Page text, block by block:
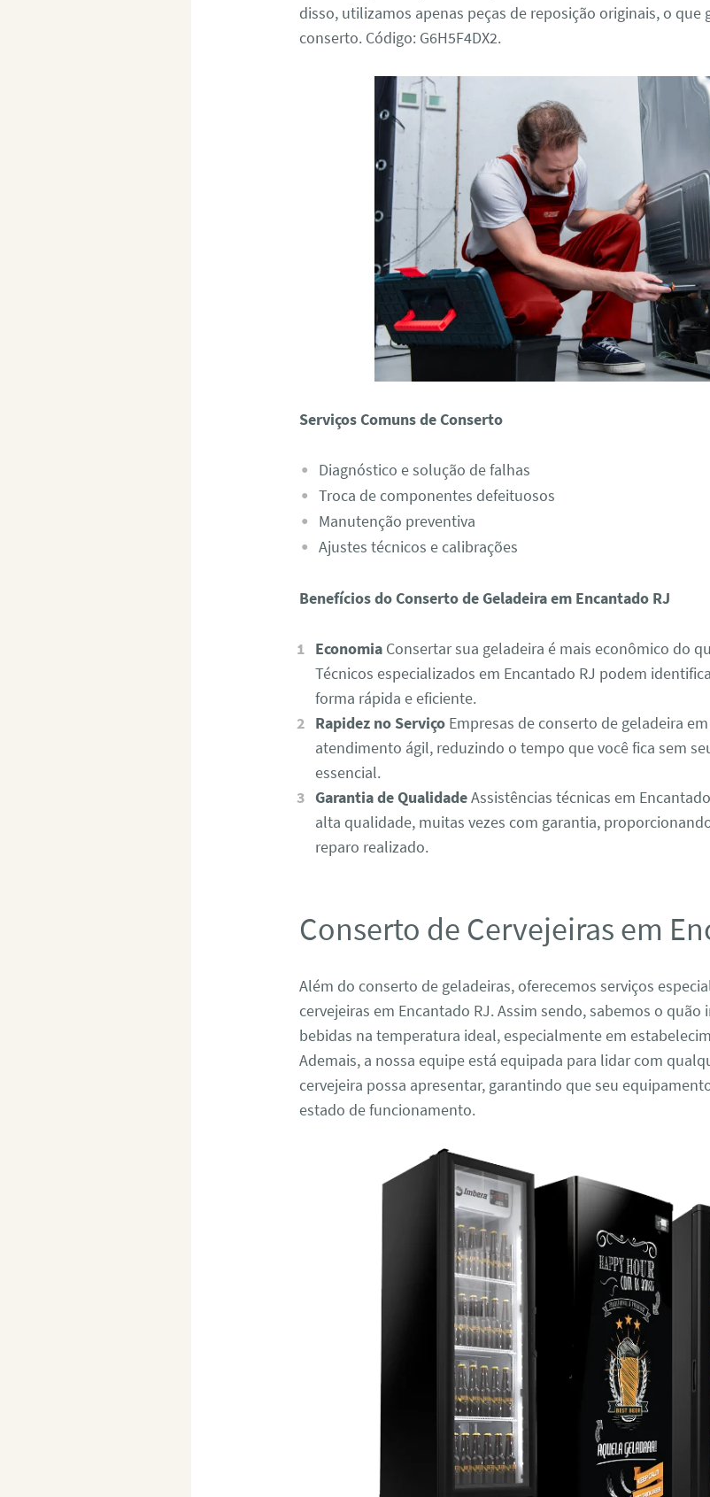
disso, utilizamos apenas peças de reposição originais, o
conserto. Código: G6H5F4DX2.
Serviços Comuns de Conserto
Diagnóstico e solução de falhas
Troca de componentes defeituosos
Manutenção preventiva
Ajustes técnicos e calibrações
Benefícios do Conserto de Geladeira em Encantado RJ
EconomiaConsertar sua geladeira é mais econômico do
Técnicos especializados em Encantado RJ podem
forma rápida e eficiente.
Rapidez no ServiçoEmpresas de conserto de geladeira
atendimento ágil, reduzindo o tempo que você fica sem
essencial.
Garantia de QualidadeAssistências técnicas em
alta qualidade, muitas vezes com garantia,
reparo realizado.
Conserto de Cervejeiras em
Além do conserto de geladeiras, oferecemos serviços
cervejeiras em Encantado RJ. Assim sendo, sabemos o
bebidas na temperatura ideal, especialmente em
Ademais, a nossa equipe está equipada para lidar com
cervejeira possa apresentar, garantindo que seu
estado de funcionamento.